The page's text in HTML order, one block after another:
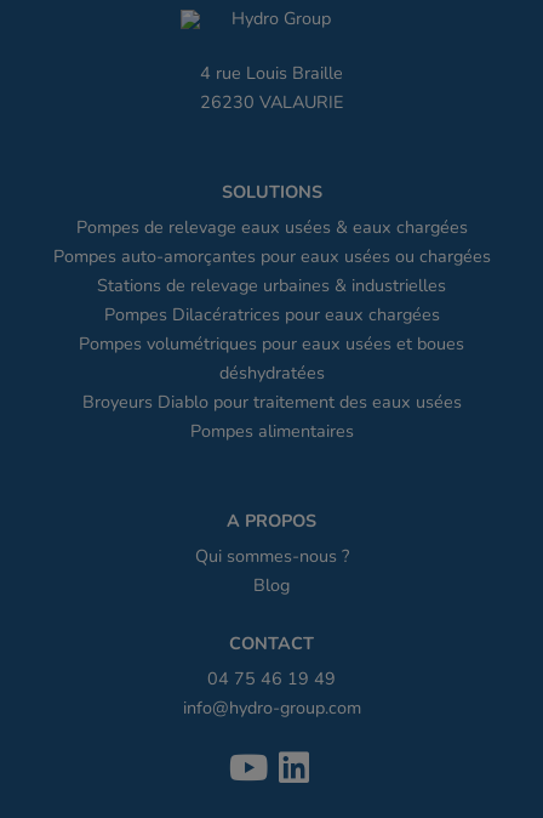
4 rue Louis Braille
26230 VALAURIE
SOLUTIONS
Pompes de relevage eaux usées & eaux chargées
Pompes auto-amorçantes pour eaux usées ou chargées
Stations de relevage urbaines & industrielles
Pompes Dilacératrices pour eaux chargées
Pompes volumétriques pour eaux usées et boues
déshydratées
Broyeurs Diablo pour traitement des eaux usées
Pompes alimentaires
A PROPOS
Qui sommes-nous ?
Blog
CONTACT
04 75 46 19 49
info@hydro-group.com